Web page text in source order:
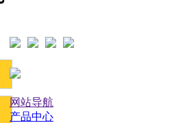
网站导航
产品中心